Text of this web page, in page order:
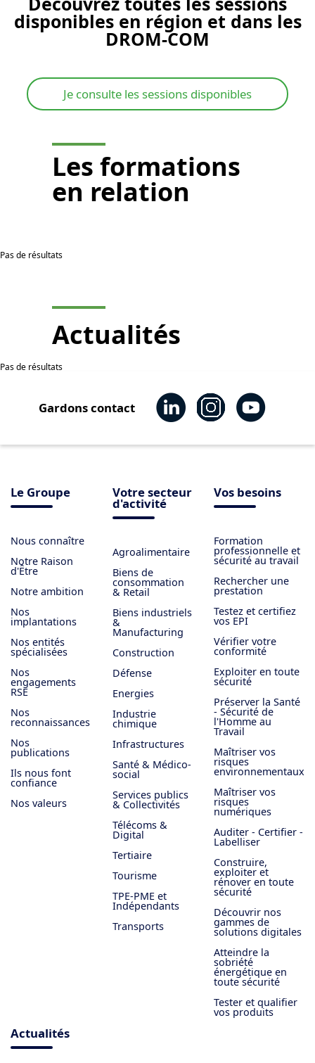
disponibles en région et dans les
DROM-COM
Je consulte les sessions disponibles
Les formations
en relation
Pas de résultats
Actualités
Pas de résultats
Gardons contact
Le Groupe
Nous connaître
Notre Raison
d'Être
Notre ambition
Nos
implantations
Nos entités
spécialisées
Nos
engagements
RSE
Nos
reconnaissances
Nos
publications
Ils nous font
confiance
Nos valeurs
Votre secteur
d'activité
Agroalimentaire
Biens de
consommation
& Retail
Biens industriels
&
Manufacturing
Construction
Défense
Energies
Industrie
chimique
Infrastructures
Santé & Médico-
social
Services publics
& Collectivités
Télécoms &
Digital
Tertiaire
Tourisme
TPE-PME et
Indépendants
Transports
Vos besoins
Formation
professionnelle et
sécurité au travail
Rechercher une
prestation
Testez et certifiez
vos EPI
Vérifier votre
conformité
Exploiter en toute
sécurité
Préserver la Santé
- Sécurité de
l'Homme au
Travail
Maîtriser vos
risques
environnementaux
Maîtriser vos
risques
numériques
Auditer - Certifier -
Labelliser
Construire,
exploiter et
rénover en toute
sécurité
Découvrir nos
gammes de
solutions digitales
Atteindre la
sobriété
énergétique en
toute sécurité
Tester et qualifier
vos produits
Actualités